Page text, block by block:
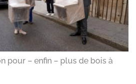
pour – enfin – plus de bois à